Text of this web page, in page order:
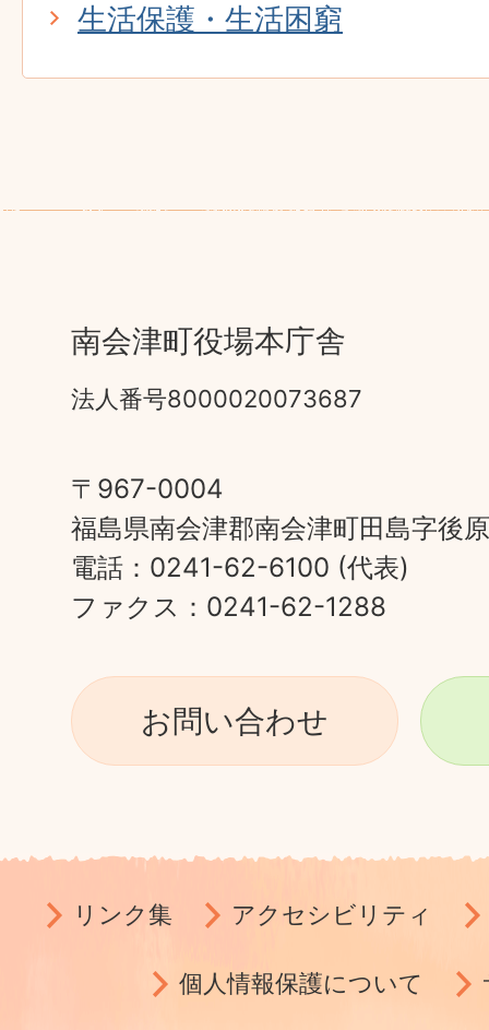
生活保護・生活困窮
南会津町役場本庁舎
法人番号8000020073687
〒967-0004
福島県南会津郡南会津町田島字後
電話：0241-62-6100 (代表)
ファクス：0241-62-1288
お問い合わせ
リンク集 アクセシビリティ
個人情報保護について